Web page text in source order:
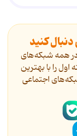
کنید
همه شبکه‌های
را با بهترین
اجتماعی